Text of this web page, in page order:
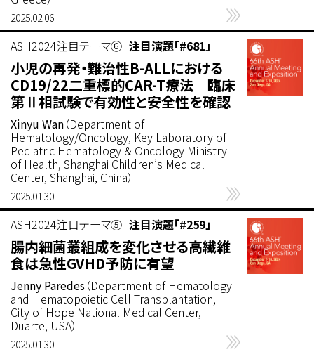
2025.02.06
ASH2024注目テーマ⑥ 注目演題「#681」
小児の再発・難治性B-ALLにおける
CD19/22二重標的CAR-T療法 臨床
第Ⅱ相試験で有効性と安全性を確認
Xinyu Wan（Department of
Hematology/Oncology, Key Laboratory of
Pediatric Hematology & Oncology Ministry
of Health, Shanghai Children’s Medical
Center, Shanghai, China）
2025.01.30
ASH2024注目テーマ⑤ 注目演題「#259」
腸内細菌叢組成を変化させる高繊維
食は急性GVHD予防に有望
Jenny Paredes（Department of Hematology
and Hematopoietic Cell Transplantation,
City of Hope National Medical Center,
Duarte, USA）
2025.01.30